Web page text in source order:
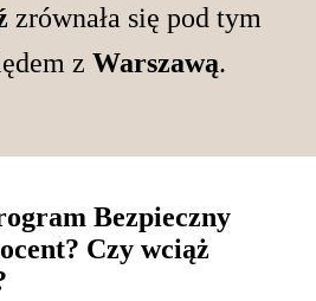
zrównała się pod tym
z Warszawą.
Bezpieczny
Czy wciąż